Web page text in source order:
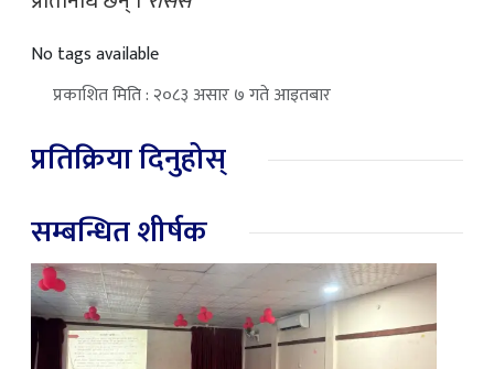
No tags available
प्रकाशित मिति : २०८३ असार ७ गते आइतबार
प्रतिक्रिया दिनुहोस्
सम्बन्धित शीर्षक